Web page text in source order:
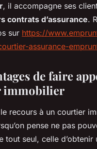
, il accompagne ses
contrats d’assurance.
sur https://
assurance-
de faire
immobilier
recours à un courtier
pense ne pas
tout seul, celle d’obtenir